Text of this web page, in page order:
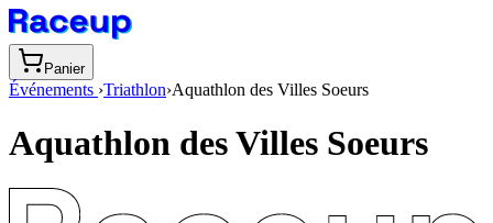
Panier
Événements ›Triathlon›Aquathlon des Villes Soeurs
Aquathlon des Villes Soeurs